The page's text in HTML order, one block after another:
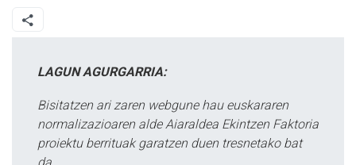
LAGUN AGURGARRIA:
Bisitatzen ari zaren webgune hau euskararen
normalizazioaren alde Aiaraldea Ekintzen Faktoria
proiektu berrituak garatzen duen tresnetako bat
da.